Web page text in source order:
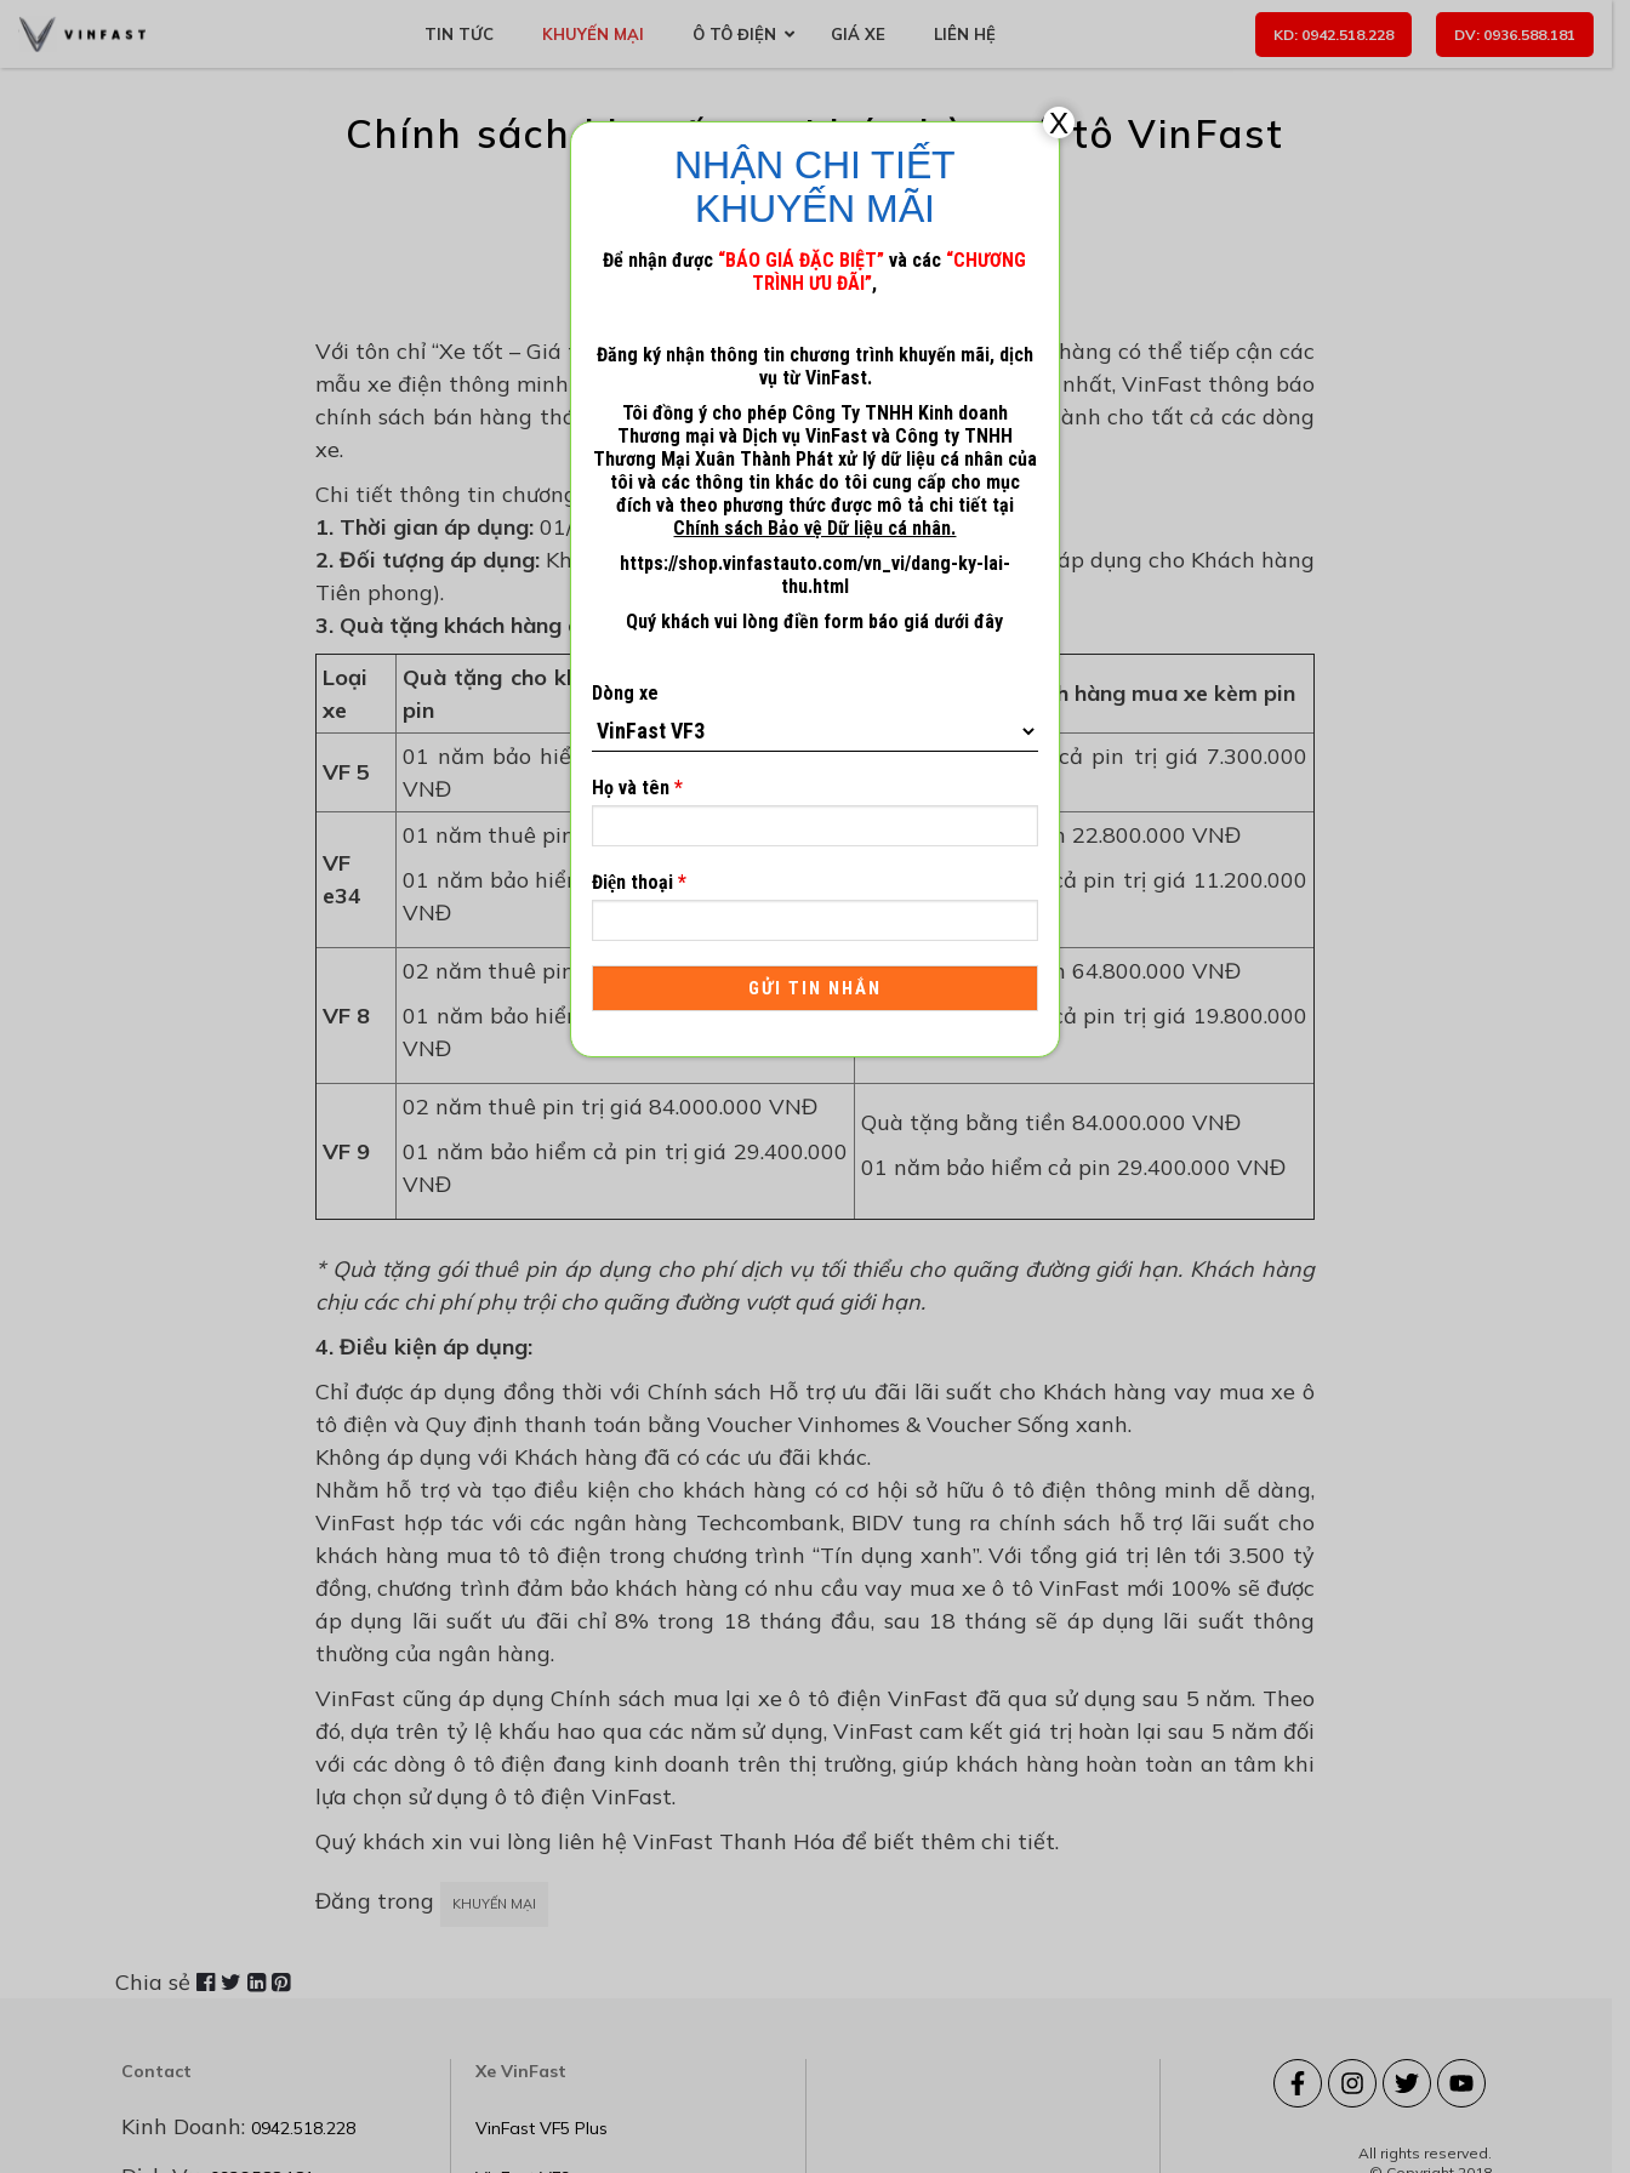
TIN TỨC KHUYẾN MẠI Ô TÔ ĐIỆN GIÁ XE LIÊN HỆ KD: 0942.518.228 DV: 0936.588.181
Chính sách khuyến mại bán hàng ô tô VinFast
tháng 10/2023
18 Tháng 10, 2023
Với tôn chỉ “Xe tốt – Giá tốt – Hậu mãi cực tốt”, cùng mong muốn khách hàng có thể tiếp cận các
mẫu xe điện thông minh một cách thuận tiện, an toàn với chi phí tối ưu nhất, VinFast thông báo
chính sách bán hàng tháng 10/2023 với những ưu đãi cực kỳ hấp dẫn dành cho tất cả các dòng
xe.
Chi tiết thông tin chương trình như sau:
1. Thời gian áp dụng: 01/10/2023 – 31/10/2023
2. Đối tượng áp dụng: Khách hàng lẻ mới phát sinh trong tháng (không áp dụng cho Khách hàng
Tiên phong).
3. Quà tặng khách hàng cho mỗi dòng xe
Loại
xe
Quà tặng cho khách hàng mua xe và thuê
pin
Quà tặng cho khách hàng mua xe kèm pin
VF 5
01 năm bảo hiểm cả pin trị giá 7.300.000
VNĐ
01 năm bảo hiểm cả pin trị giá 7.300.000
VF
e34
01 năm thuê pin trị giá 22.800.000 VNĐ
01 năm bảo hiểm cả pin trị giá 11.200.000
VNĐ
Quà tặng bằng tiền 22.800.000 VNĐ
01 năm bảo hiểm cả pin trị giá 11.200.000
VF 8
02 năm thuê pin trị giá 64.800.000 VNĐ
01 năm bảo hiểm cả pin trị giá 19.800.000
VNĐ
Quà tặng bằng tiền 64.800.000 VNĐ
01 năm bảo hiểm cả pin trị giá 19.800.000
VF 9
02 năm thuê pin trị giá 84.000.000 VNĐ
01 năm bảo hiểm cả pin trị giá 29.400.000
VNĐ
Quà tặng bằng tiền 84.000.000 VNĐ
01 năm bảo hiểm cả pin 29.400.000 VNĐ
* Quà tặng gói thuê pin áp dụng cho phí dịch vụ tối thiểu cho quãng đường giới hạn. Khách hàng
chịu các chi phí phụ trội cho quãng đường vượt quá giới hạn.
4. Điều kiện áp dụng:
Chỉ được áp dụng đồng thời với Chính sách Hỗ trợ ưu đãi lãi suất cho Khách hàng vay mua xe ô
tô điện và Quy định thanh toán bằng Voucher Vinhomes & Voucher Sống xanh.
Không áp dụng với Khách hàng đã có các ưu đãi khác.
Nhằm hỗ trợ và tạo điều kiện cho khách hàng có cơ hội sở hữu ô tô điện thông minh dễ dàng,
VinFast hợp tác với các ngân hàng Techcombank, BIDV tung ra chính sách hỗ trợ lãi suất cho
khách hàng mua tô tô điện trong chương trình “Tín dụng xanh”. Với tổng giá trị lên tới 3.500 tỷ
đồng, chương trình đảm bảo khách hàng có nhu cầu vay mua xe ô tô VinFast mới 100% sẽ được
áp dụng lãi suất ưu đãi chỉ 8% trong 18 tháng đầu, sau 18 tháng sẽ áp dụng lãi suất thông
thường của ngân hàng.
VinFast cũng áp dụng Chính sách mua lại xe ô tô điện VinFast đã qua sử dụng sau 5 năm. Theo
đó, dựa trên tỷ lệ khấu hao qua các năm sử dụng, VinFast cam kết giá trị hoàn lại sau 5 năm đối
với các dòng ô tô điện đang kinh doanh trên thị trường, giúp khách hàng hoàn toàn an tâm khi
lựa chọn sử dụng ô tô điện VinFast.
Quý khách xin vui lòng liên hệ VinFast Thanh Hóa để biết thêm chi tiết.
Đăng trong KHUYẾN MẠI
Chia sẻ
Contact
Kinh Doanh: 0942.518.228
Xe VinFast
VinFast VF5 Plus
All rights reserved.
NHẬN CHI TIẾT
KHUYẾN MÃI
Để nhận được “BÁO GIÁ ĐẶC BIỆT” và các “CHƯƠNG
TRÌNH ƯU ĐÃI”,
Đăng ký nhận thông tin chương trình khuyến mãi, dịch
vụ từ VinFast.
Tôi đồng ý cho phép Công Ty TNHH Kinh doanh
Thương mại và Dịch vụ VinFast và Công ty TNHH
Thương Mại Xuân Thành Phát xử lý dữ liệu cá nhân của
tôi và các thông tin khác do tôi cung cấp cho mục
đích và theo phương thức được mô tả chi tiết tại
Chính sách Bảo vệ Dữ liệu cá nhân.
https://shop.vinfastauto.com/vn_vi/dang-ky-lai-
thu.html
Quý khách vui lòng điền form báo giá dưới đây
Dòng xe
Họ và tên*
Điện thoại*
X